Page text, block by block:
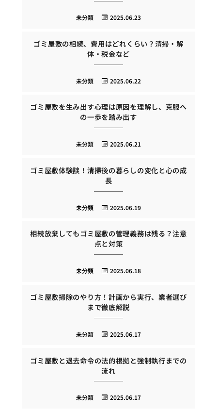
2025.06.23
未分類
ゴミ屋敷の相続、費用はどれくらい？清掃・解
体・税金など
2025.06.22
未分類
ゴミ屋敷を生み出す心理は原因を理解し、克服へ
の一歩を踏み出す
2025.06.21
未分類
ゴミ屋敷体験談！清掃後の暮らしの変化と心の成
長
2025.06.19
未分類
相続放棄してもゴミ屋敷の管理義務は残る？注意
点と対策
2025.06.18
未分類
ゴミ屋敷掃除のやり方！計画から実行、業者選び
まで徹底解説
2025.06.17
未分類
ゴミ屋敷と退去命令の法的根拠と強制執行までの
流れ
2025.06.17
未分類